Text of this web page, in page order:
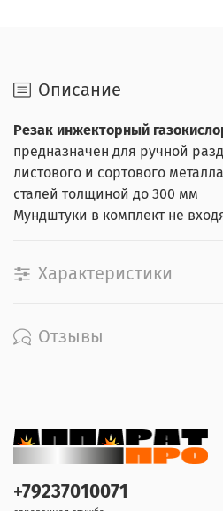
Описание
Резак инжекторный
предназначен для ручной
листового и сортового
сталей толщиной до 300 мм
Мундштуки в комплект не
Характеристики
Отзывы
+79237010071